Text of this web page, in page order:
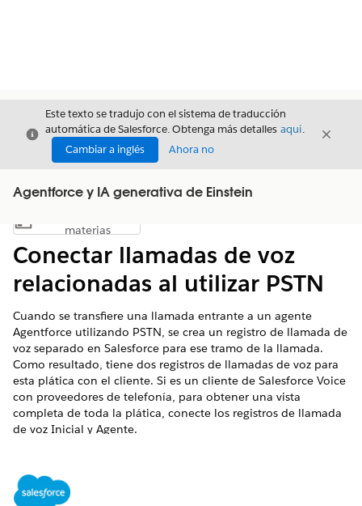
Cerrar
Este texto se tradujo con el sistema de traducción
automática de Salesforce. Obtenga más detalles aquí.
Cambiar a inglés
Ahora no
Cerrar
Agentforce y IA generativa de Einstein
Mostrar índice de materias
materias
Conectar llamadas de voz
relacionadas al utilizar PSTN
Cuando se transfiere una llamada entrante a un agente
Agentforce utilizando PSTN, se crea un registro de llamada de
voz separado en Salesforce para ese tramo de la llamada.
Como resultado, tiene dos registros de llamadas de voz para
esta plática con el cliente. Si es un cliente de Salesforce Voice
con proveedores de telefonía, para obtener una vista
completa de toda la plática, conecte los registros de llamada
de voz Inicial y Agente.
Disponible en: Lightning Experience